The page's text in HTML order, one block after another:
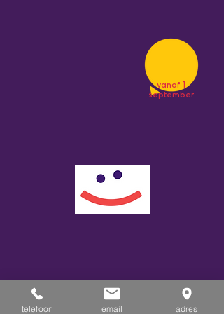
vanaf 1
september
telefoon email adres